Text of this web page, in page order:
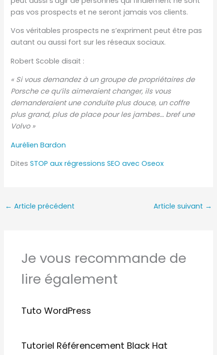
pas vos prospects et ne seront jamais vos clients.
Vos véritables prospects ne s’expriment peut être pas
autant ou aussi fort sur les réseaux sociaux.
Robert Scoble disait :
« Si vous demandez à un groupe de propriétaires de
Porsche ce qu’ils aimeraient changer, ils vous
demanderaient une conduite plus douce, un coffre
plus grand, plus de place pour les jambes… bref une
Volvo »
Aurélien Bardon
DitesSTOP aux régressions SEO avec Oseox
← Article précédent Article suivant →
Je vous recommande de
lire également
Tuto WordPress
Tutoriel Référencement Black Hat